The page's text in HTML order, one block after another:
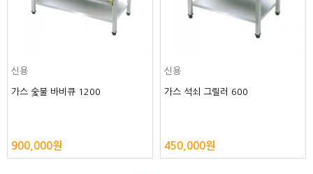
신용
가스 숯불 바비큐 1200
900,000원
신용
가스 석쇠 그릴러 600
450,000원